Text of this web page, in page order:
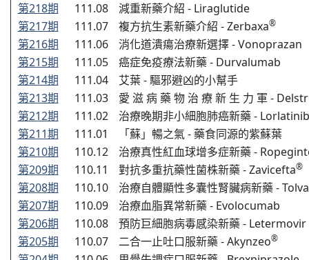
第218期
111.08
減重新藥介紹 - Liraglutide
第217期
111.07 複方抗生素新藥介紹 - Zerbaxa®
第216期 111.06
消化道潰瘍治療新選擇 - Vonoprazan
第215期
111.05
癌症免疫療法新藥 - Durvalumab
第214期
111.04
艾葉 - 驅邪避凶的小幫手
第213期
111.03
愛 滋 病 藥 物 治 療 新 生 力 軍 -
第212期
111.02
治療晚期非小細胞肺癌新藥 - Lorlatinib
第211期
111.01
「蘇」暢之氣 - 藥食同源的紫蘇葉
第210期
110.12
治療真性紅血球增多症新藥 -
第209期
110.11 對抗多重抗藥性菌株新藥 - Zavicefta®
第208期 110.10
治療自體顯性多囊性腎臟病新藥 -
第207期
110.09
治療血脂異常新藥 - Evolocumab
第206期
110.08
預防巨細胞病毒感染新藥 - Letermovir
第205期
110.07 二合一止吐口服新藥 - Akynzeo®